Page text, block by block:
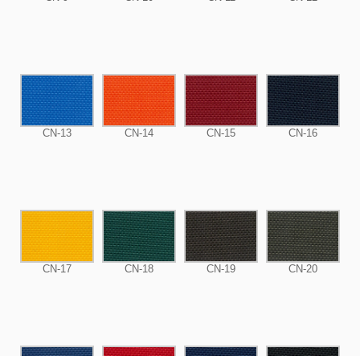
CN-13 CN-14 CN-15 CN-16
CN-17 CN-18 CN-19 CN-20